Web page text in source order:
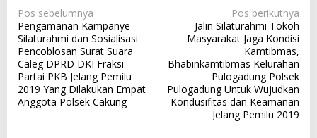
N
a
v
i
g
a
Pos sebelumnya
Pengamanan Kampanye
Silaturahmi dan Sosialisasi
Pencoblosan Surat Suara
Caleg DPRD DKI Fraksi
Partai PKB Jelang Pemilu
2019 Yang Dilakukan Empat
Anggota Polsek Cakung
Pos berikutnya
Jalin Silaturahmi Tokoh
Masyarakat Jaga Kondisi
Kamtibmas,
Bhabinkamtibmas Kelurahan
Pulogadung Polsek
Pulogadung Untuk Wujudkan
Kondusifitas dan Keamanan
Jelang Pemilu 2019